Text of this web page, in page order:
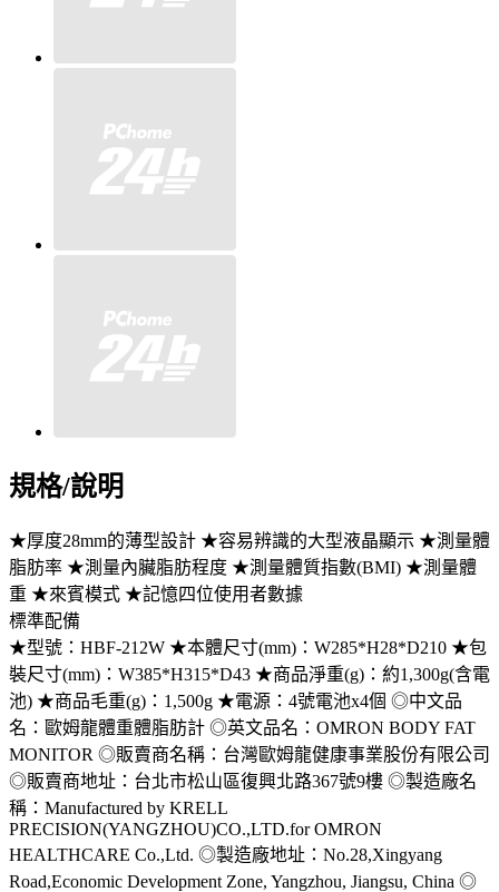
規格/說明
★厚度28mm的薄型設計 ★容易辨識的大型液晶顯示 ★測量體
脂肪率 ★測量內臟脂肪程度 ★測量體質指數(BMI) ★測量體
重 ★來賓模式 ★記憶四位使用者數據
標準配備
★型號：HBF-212W ★本體尺寸(mm)：W285*H28*D210 ★包
裝尺寸(mm)：W385*H315*D43 ★商品淨重(g)：約1,300g(含電
池) ★商品毛重(g)：1,500g ★電源：4號電池x4個 ◎中文品
名：歐姆龍體重體脂肪計 ◎英文品名：OMRON BODY FAT
MONITOR ◎販賣商名稱：台灣歐姆龍健康事業股份有限公司
◎販賣商地址：台北市松山區復興北路367號9樓 ◎製造廠名
稱：Manufactured by KRELL
PRECISION(YANGZHOU)CO.,LTD.for OMRON
HEALTHCARE Co.,Ltd. ◎製造廠地址：No.28,Xingyang
Road,Economic Development Zone, Yangzhou, Jiangsu, China ◎